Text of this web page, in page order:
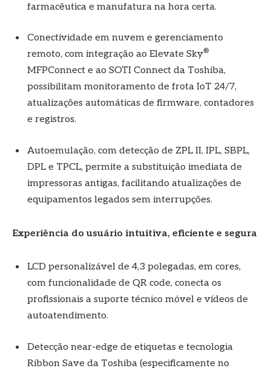
farmacêutica e manufatura na hora certa.
Conectividade em nuvem e gerenciamento
remoto, com integração ao Elevate Sky®
MFPConnect e ao SOTI Connect da Toshiba,
possibilitam monitoramento de frota IoT 24/7,
atualizações automáticas de firmware, contadores
e registros.
Autoemulação, com detecção de ZPL II, IPL, SBPL,
DPL e TPCL, permite a substituição imediata de
impressoras antigas, facilitando atualizações de
equipamentos legados sem interrupções.
Experiência do usuário intuitiva, eficiente e segura
LCD personalizável de 4,3 polegadas, em cores,
com funcionalidade de QR code, conecta os
profissionais a suporte técnico móvel e vídeos de
autoatendimento.
Detecção near-edge de etiquetas e tecnologia
Ribbon Save da Toshiba (especificamente no